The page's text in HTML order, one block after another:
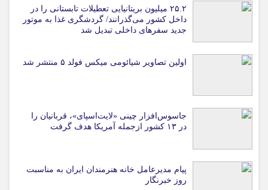
۲۵.۲ میلیون بریتانیایی تعطیلات تابستانی را در
داخل کشور می‌گذرانند/ گردشگری غذا به موتور
جدید سفرهای داخلی تبدیل شد
اولین تصاویر شیائومی میکس فولد ۵ منتشر شد
جاسوس‌افزار چینی «لایت‌اسپای»، قربانیان را
در ۱۳ کشور ازجمله آمریکا هدف گرفت
پیام مدیرعامل خانه هنرمندان ایران به مناسبت
روز خبرنگار